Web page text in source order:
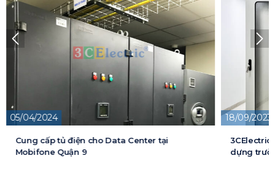
18/09/2023
3CElectric cung cấp tủ điện cho Dự án xây
dựng trường đại học FPT
13/05/2026
Cung cấp
cấp